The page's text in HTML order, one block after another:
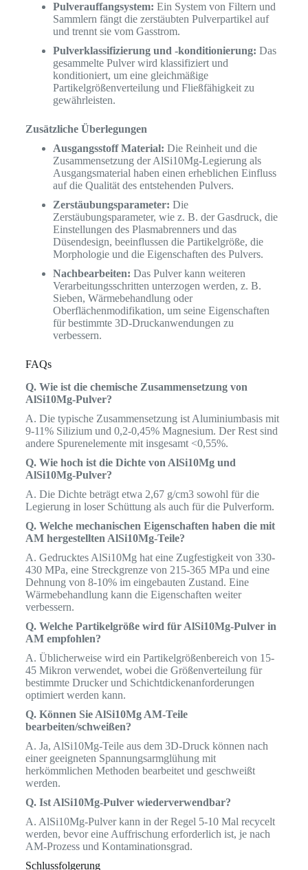
Pulverauffangsystem: Ein System von Filtern und
Sammlern fängt die zerstäubten Pulverpartikel auf
und trennt sie vom Gasstrom.
Pulverklassifizierung und -konditionierung: Das
gesammelte Pulver wird klassifiziert und
konditioniert, um eine gleichmäßige
Partikelgrößenverteilung und Fließfähigkeit zu
gewährleisten.
Zusätzliche Überlegungen
Ausgangsstoff Material: Die Reinheit und die
Zusammensetzung der AlSi10Mg-Legierung als
Ausgangsmaterial haben einen erheblichen Einfluss
auf die Qualität des entstehenden Pulvers.
Zerstäubungsparameter: Die
Zerstäubungsparameter, wie z. B. der Gasdruck, die
Einstellungen des Plasmabrenners und das
Düsendesign, beeinflussen die Partikelgröße, die
Morphologie und die Eigenschaften des Pulvers.
Nachbearbeiten: Das Pulver kann weiteren
Verarbeitungsschritten unterzogen werden, z. B.
Sieben, Wärmebehandlung oder
Oberflächenmodifikation, um seine Eigenschaften
für bestimmte 3D-Druckanwendungen zu
verbessern.
FAQs
Q. Wie ist die chemische Zusammensetzung von
AlSi10Mg-Pulver?
A. Die typische Zusammensetzung ist Aluminiumbasis mit
9-11% Silizium und 0,2-0,45% Magnesium. Der Rest sind
andere Spurenelemente mit insgesamt <0,55%.
Q. Wie hoch ist die Dichte von AlSi10Mg und
AlSi10Mg-Pulver?
A. Die Dichte beträgt etwa 2,67 g/cm3 sowohl für die
Legierung in loser Schüttung als auch für die Pulverform.
Q. Welche mechanischen Eigenschaften haben die mit
AM hergestellten AlSi10Mg-Teile?
A. Gedrucktes AlSi10Mg hat eine Zugfestigkeit von 330-
430 MPa, eine Streckgrenze von 215-365 MPa und eine
Dehnung von 8-10% im eingebauten Zustand. Eine
Wärmebehandlung kann die Eigenschaften weiter
verbessern.
Q. Welche Partikelgröße wird für AlSi10Mg-Pulver in
AM empfohlen?
A. Üblicherweise wird ein Partikelgrößenbereich von 15-
45 Mikron verwendet, wobei die Größenverteilung für
bestimmte Drucker und Schichtdickenanforderungen
optimiert werden kann.
Q. Können Sie AlSi10Mg AM-Teile
bearbeiten/schweißen?
A. Ja, AlSi10Mg-Teile aus dem 3D-Druck können nach
einer geeigneten Spannungsarmglühung mit
herkömmlichen Methoden bearbeitet und geschweißt
werden.
Q. Ist AlSi10Mg-Pulver wiederverwendbar?
A. AlSi10Mg-Pulver kann in der Regel 5-10 Mal recycelt
werden, bevor eine Auffrischung erforderlich ist, je nach
AM-Prozess und Kontaminationsgrad.
Schlussfolgerung